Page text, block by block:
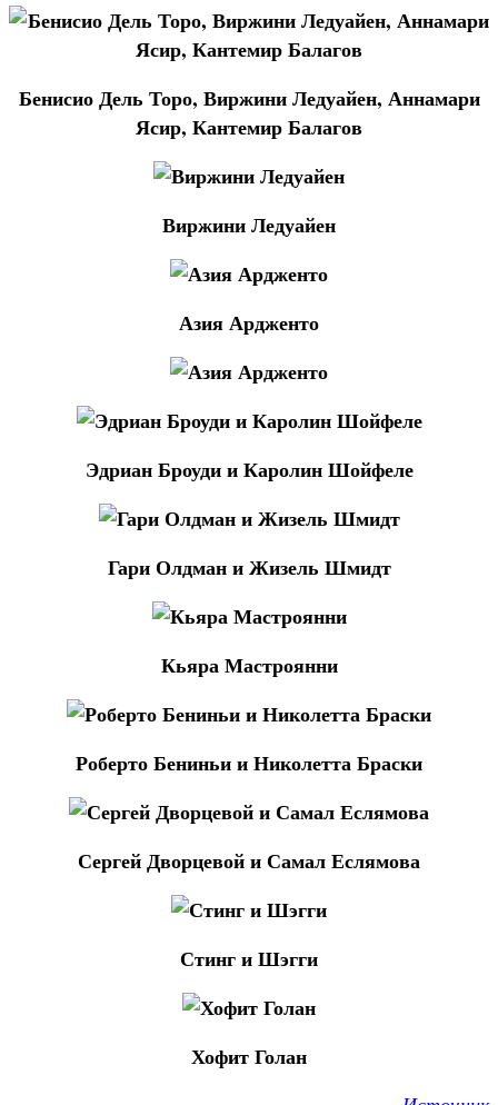
Бенисио Дель Торо, Виржини Ледуайен, Аннамари
Ясир, Кантемир Балагов
Виржини Ледуайен
Азия Ардженто
Эдриан Броуди и Каролин Шойфеле
Гари Олдман и Жизель Шмидт
Кьяра Мастроянни
Роберто Бениньи и Николетта Браски
Сергей Дворцевой и Самал Еслямова
Стинг и Шэгги
Хофит Голан